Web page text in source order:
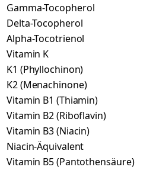
Gamma-Tocopherol
Delta-Tocopherol
Alpha-Tocotrienol
Vitamin K
K1 (Phyllochinon)
K2 (Menachinone)
Vitamin B1 (Thiamin)
Vitamin B2 (Riboflavin)
Vitamin B3 (Niacin)
Niacin-Äquivalent
Vitamin B5 (Pantothensäure)